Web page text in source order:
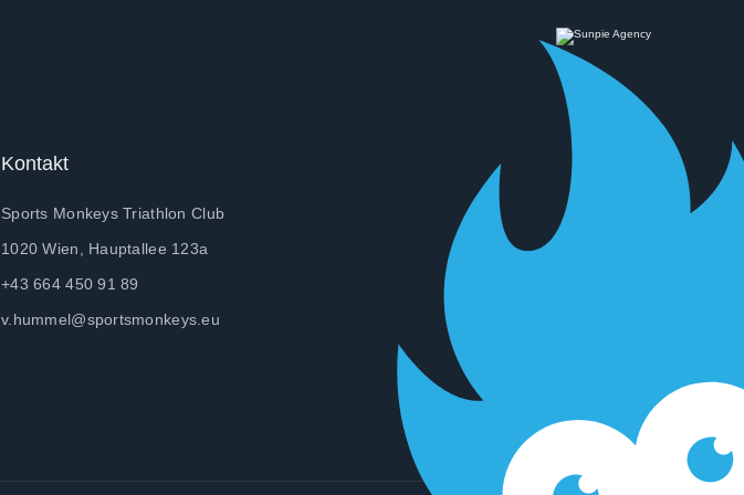
Kontakt
Sports Monkeys Triathlon Club
1020 Wien, Hauptallee 123a
+43 664 450 91 89
v.hummel@sportsmonkeys.eu